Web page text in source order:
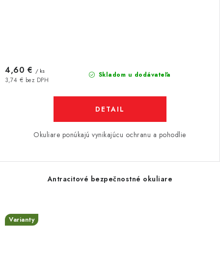
Skladom u dodávateľa
3,74 € bez DPH
4,60 € / ks
DETAIL
Okuliare ponúkajú vynikajúcu ochranu a pohodlie
Antracitové bezpečnostné okuliare
Varianty